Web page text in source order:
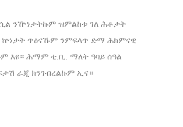
ንዅነታትኩም ዝምልከቱ ገለ ሕቶታት
ኵነታት ጥዕናኹም ንምፍላጥ ድማ ሕክምናዊ
እዩ። ሕማም ቲ.ቢ. ማለት ዓባይ ሰዓል
ራጂ ክንገብረልኩም ኢና።